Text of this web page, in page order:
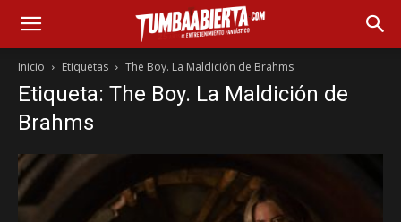
Inicio Etiquetas The Boy. La Maldición de Brahms
Etiqueta: The Boy. La Maldición de
Brahms